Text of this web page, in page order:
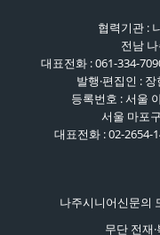
협력기관 :
전남
대표전화 : 061-334-
발행·편집인 :
등록번호 : 서울
서울 마포
대표전화 : 02-2654-
나주시니어신문의
무단 전재